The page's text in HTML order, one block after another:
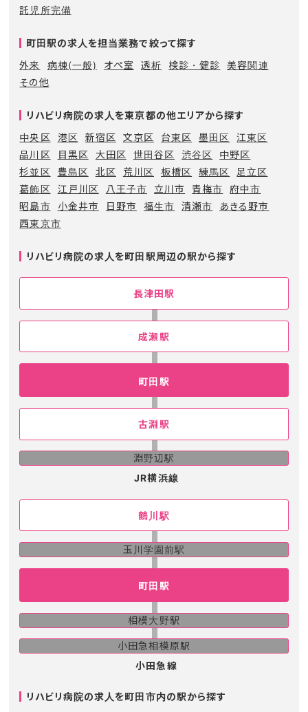
託児所完備
町田駅の求人を担当業務で絞って探す
外来
病棟(一般) オペ室 透析 検診・健診
美容関連
その他
リハビリ病院の求人を東京都の他エリアから探す
中央区
港区 新宿区 文京区 台東区 墨田区
江東区
品川区
目黒区 大田区 世田谷区 渋谷区
中野区
杉並区
豊島区 北区 荒川区 板橋区 練馬区
足立区
葛飾区
江戸川区 八王子市 立川市 青梅市
府中市
昭島市
小金井市 日野市 福生市 清瀬市
あきる野市
西東京市
リハビリ病院の求人を町田駅周辺の駅から探す
長津田駅
成瀬駅
町田駅
古淵駅
淵野辺駅
JR横浜線
鶴川駅
玉川学園前駅
町田駅
相模大野駅
小田急相模原駅
小田急線
リハビリ病院の求人を町田市内の駅から探す